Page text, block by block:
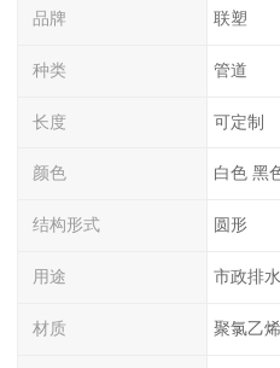
品牌 联塑
种类 管道
长度 可定制
颜色 白色 黑
结构形式 圆形
用途 市政排
材质 聚氯乙